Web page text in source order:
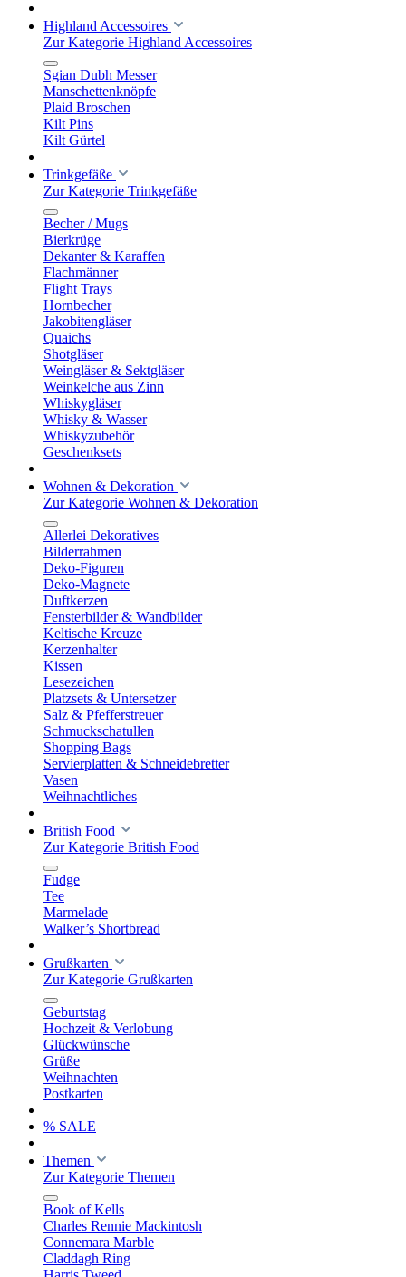
Highland Accessoires
Zur Kategorie Highland Accessoires
Sgian Dubh Messer
Manschettenknöpfe
Plaid Broschen
Kilt Pins
Kilt Gürtel
Trinkgefäße
Zur Kategorie Trinkgefäße
Becher / Mugs
Bierkrüge
Dekanter & Karaffen
Flachmänner
Flight Trays
Hornbecher
Jakobitengläser
Quaichs
Shotgläser
Weingläser & Sektgläser
Weinkelche aus Zinn
Whiskygläser
Whisky & Wasser
Whiskyzubehör
Geschenksets
Wohnen & Dekoration
Zur Kategorie Wohnen & Dekoration
Allerlei Dekoratives
Bilderrahmen
Deko-Figuren
Deko-Magnete
Duftkerzen
Fensterbilder & Wandbilder
Keltische Kreuze
Kerzenhalter
Kissen
Lesezeichen
Platzsets & Untersetzer
Salz & Pfefferstreuer
Schmuckschatullen
Shopping Bags
Servierplatten & Schneidebretter
Vasen
Weihnachtliches
British Food
Zur Kategorie British Food
Fudge
Tee
Marmelade
Walker’s Shortbread
Grußkarten
Zur Kategorie Grußkarten
Geburtstag
Hochzeit & Verlobung
Glückwünsche
Grüße
Weihnachten
Postkarten
% SALE
Themen
Zur Kategorie Themen
Book of Kells
Charles Rennie Mackintosh
Connemara Marble
Claddagh Ring